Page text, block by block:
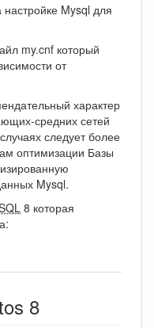
Mysql для
my.cnf который
от
характер
средних сетей
следует более
оптимизации Базы
Mysql.
8 которая
8